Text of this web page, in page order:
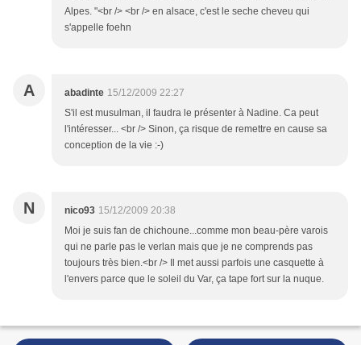
Alpes. "<br /> <br /> en alsace, c'est le seche cheveu qui
s'appelle foehn
A abadinte 15/12/2009 22:27
S'il est musulman, il faudra le présenter à Nadine. Ca peut
l'intéresser... <br /> Sinon, ça risque de remettre en cause sa
conception de la vie :-)
N nico93 15/12/2009 20:38
Moi je suis fan de chichoune...comme mon beau-père varois
qui ne parle pas le verlan mais que je ne comprends pas
toujours très bien.<br /> Il met aussi parfois une casquette à
l'envers parce que le soleil du Var, ça tape fort sur la nuque.